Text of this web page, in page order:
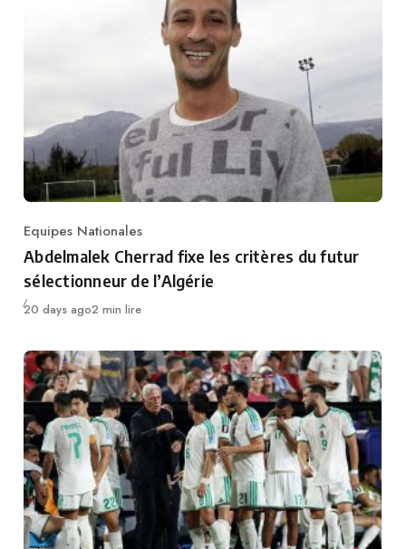
Category
Equipes Nationales
Abdelmalek Cherrad fixe les critères du futur
sélectionneur de l’Algérie
Publié
20 days ago2 min lire